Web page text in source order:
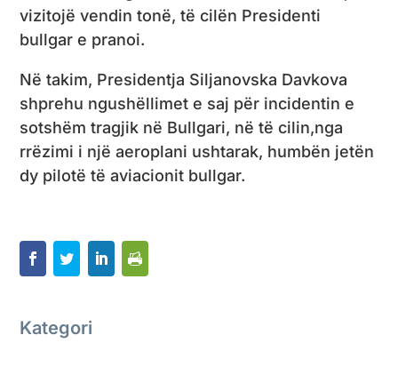
vizitojë vendin tonë, të cilën Presidenti
bullgar e pranoi.
Në takim, Presidentja Siljanovska Davkova
shprehu ngushëllimet e saj për incidentin e
sotshëm tragjik në Bullgari, në të cilin,nga
rrëzimi i një aeroplani ushtarak, humbën jetën
dy pilotë të aviacionit bullgar.
Kategori